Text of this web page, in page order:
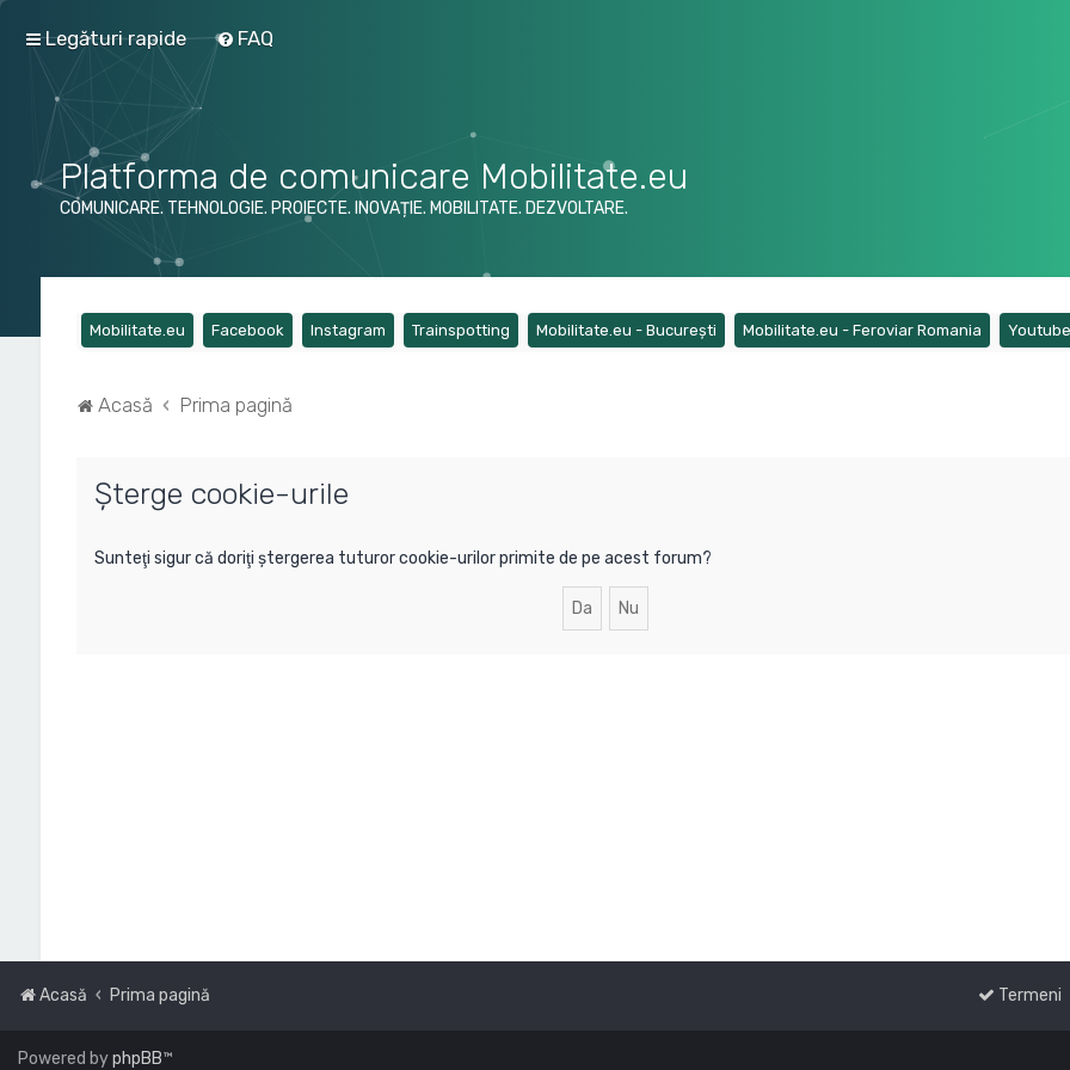
Legături rapide FAQ
Platforma de comunicare Mobilitate.eu
COMUNICARE. TEHNOLOGIE. PROIECTE. INOVAȚIE. MOBILITATE. DEZVOLTARE.
Mobilitate.eu(Opens a new tab)
Facebook(Opens a new tab)
Instagram(Opens a new tab)
Trainspotting(Opens a new tab)
Mobilitate.eu - București(Opens a new tab)
Mobilitate.eu - Feroviar Romania(Opens a
Youtube
Acasă Prima pagină
Şterge cookie-urile
Sunteţi sigur că doriţi ştergerea tuturor cookie-urilor primite de pe acest forum?
Acasă Prima pagină Termeni
Powered byphpBB™